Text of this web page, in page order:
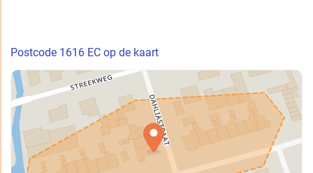
Postcode 1616 EC op de kaart